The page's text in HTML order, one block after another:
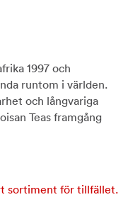
1997 och
runtom i världen.
och långvariga
Teas framgång
sortiment för tillfället.